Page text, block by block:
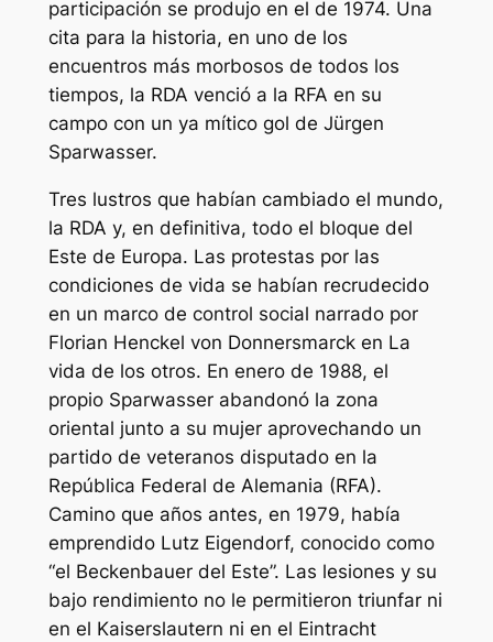
participación se produjo en el de 1974. Una
cita para la historia, en uno de los
encuentros más morbosos de todos los
tiempos, la RDA venció a la RFA en su
campo con un ya mítico gol de Jürgen
Sparwasser.
Tres lustros que habían cambiado el mundo,
la RDA y, en definitiva, todo el bloque del
Este de Europa. Las protestas por las
condiciones de vida se habían recrudecido
en un marco de control social narrado por
Florian Henckel von Donnersmarck en La
vida de los otros. En enero de 1988, el
propio Sparwasser abandonó la zona
oriental junto a su mujer aprovechando un
partido de veteranos disputado en la
República Federal de Alemania (RFA).
Camino que años antes, en 1979, había
emprendido Lutz Eigendorf, conocido como
“el Beckenbauer del Este”. Las lesiones y su
bajo rendimiento no le permitieron triunfar ni
en el Kaiserslautern ni en el Eintracht